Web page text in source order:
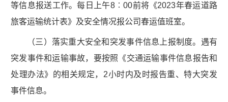
等信息报送工作。每日上午8︰00前将《2023年春运道路
旅客运输统计表》及安全情况报公司春运值班室。
（三）落实重大安全和突发事件信息上报制度。遇有
突发事件和运输事故，要按照《交通运输事件信息报告和
处理办法》的相关规定，2小时内及时报告重、特大突发
事件信息。